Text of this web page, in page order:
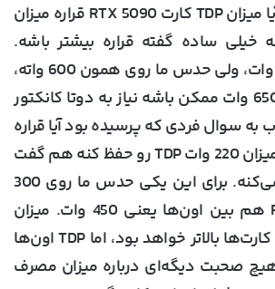
پرسیده بودن که آیا میزان TDP کارت RTX 5090 قراره میزان
که خیلی ساده گفته قراره بیشتر باشه.
احتمالا 600 یا 650 وات، ولی حدس ما روی همون 600 واته،
چرا که برای اینکه 650 وات ممکن باشه نیاز به دوتا کانکتور
جواب به سوال فردی که پرسیده بود آیا قراره
RTX 5070 همون میزان 220 وات TDP رو حفظ کنه هم گفت
که بیشتر مصرف می‌کنه. برای این یکی حدس ما روی 300
واته، با RTX 5080 هم بین اون‌ها یعنی 450 وات. میزان
مصرف برق واقعی کارت‌ها بالاتر خواهد بود، اما TDP اون‌ها
صحبت دیگه‌ای درباره میزان مصرف